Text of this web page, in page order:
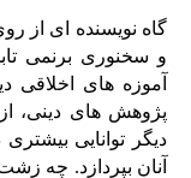
گاه نویسنده ای از
و سخنوری برنمی
آموزه های اخلاقی
پژوهش های دینی،
دیگر توانایی بیشتری
آنان بپردازد. چه